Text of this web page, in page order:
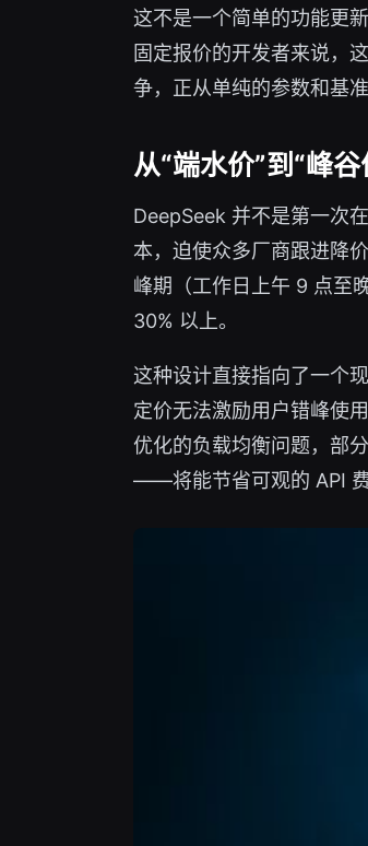
这不是一个简单的功能更
固定报价的开发者来说，
争，正从单纯的参数和基
从“端水价”到“峰
DeepSeek 并不是第一次
本，迫使众多厂商跟进降
峰期（工作日上午 9 点至
30% 以上。
这种设计直接指向了一个
定价无法激励用户错峰使
优化的负载均衡问题，部
——将能节省可观的 API 费